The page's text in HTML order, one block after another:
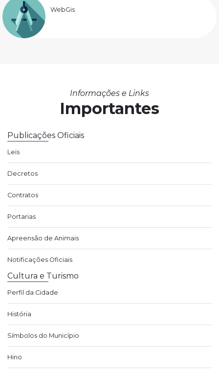
WebGis
Informações e Links
Importantes
Publicações Oficiais
Leis
Decretos
Contratos
Portarias
Apreensão de Animais
Notificações Oficiais
Cultura e Turismo
Perfil da Cidade
História
Símbolos do Município
Hino